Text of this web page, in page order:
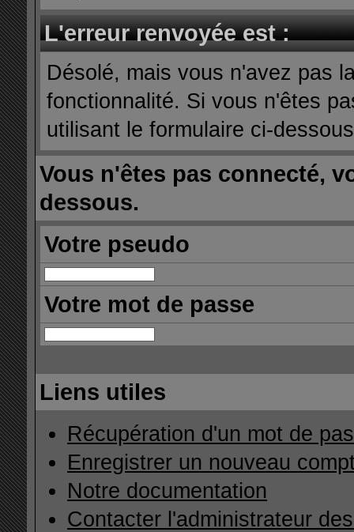
L'erreur renvoyée est :
Désolé, mais vous n'avez pas
fonctionnalité. Si vous n'êtes
utilisant le formulaire ci-
Vous n'êtes pas connecté,
dessous.
Votre pseudo
Votre mot de passe
Liens utiles
Récupération d'un mot de
Enregistrer un nouveau
Notre documentation
Contacter l'administrateur